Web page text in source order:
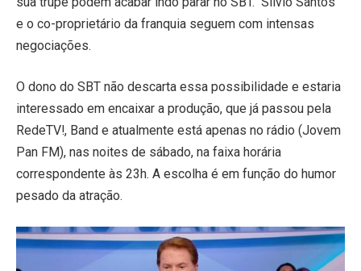
e o co-proprietário da franquia seguem com intensas
negociações.
O dono do SBT não descarta essa possibilidade e estaria
interessado em encaixar a produção, que já passou pela
RedeTV!, Band e atualmente está apenas no rádio (Jovem
Pan FM), nas noites de sábado, na faixa horária
correspondente às 23h. A escolha é em função do humor
pesado da atração.